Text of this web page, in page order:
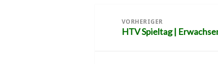
VORHERIGER
Vorheriger
HTV Spieltag |